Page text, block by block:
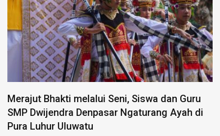
Merajut Bhakti melalui Seni, Siswa dan Guru
SMP Dwijendra Denpasar Ngaturang Ayah di
Pura Luhur Uluwatu